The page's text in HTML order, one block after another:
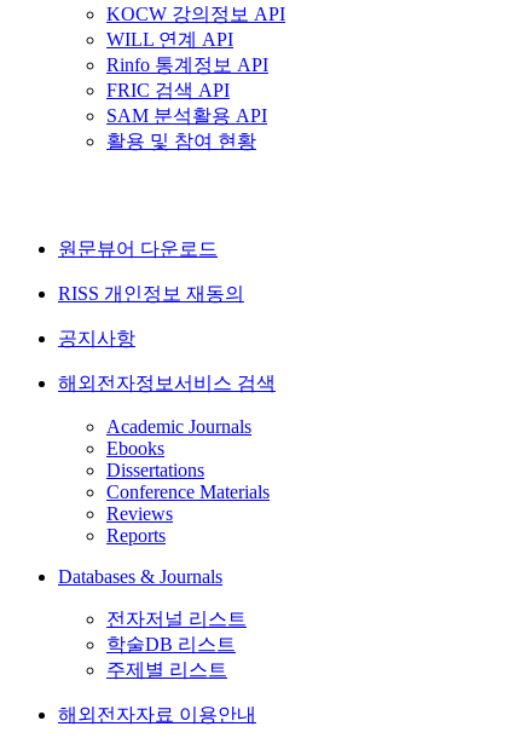
KOCW 강의정보 API
WILL 연계 API
Rinfo 통계정보 API
FRIC 검색 API
SAM 분석활용 API
활용 및 참여 현황
원문뷰어 다운로드
RISS 개인정보 재동의
공지사항
해외전자정보서비스 검색
Academic Journals
Ebooks
Dissertations
Conference Materials
Reviews
Reports
Databases & Journals
전자저널 리스트
학술DB 리스트
주제별 리스트
해외전자자료 이용안내